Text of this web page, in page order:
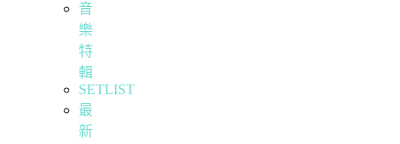
音
樂
特
輯
SETLIST
最
新